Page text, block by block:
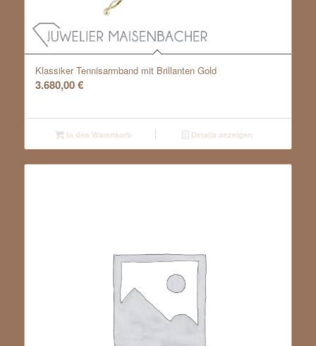
Klassiker Tennisarmband mit Brillanten Gold
3.680,00€
In den Warenkorb Details anzeigen